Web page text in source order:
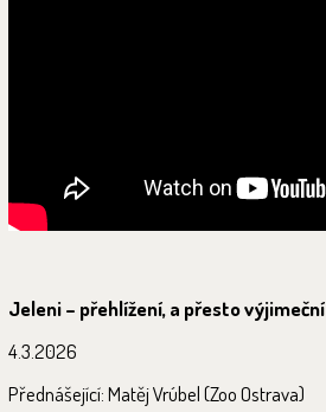
Jeleni – přehlížení, a přesto výjimeční
4.3.2026
Přednášející: Matěj Vrúbel (Zoo Ostrava)